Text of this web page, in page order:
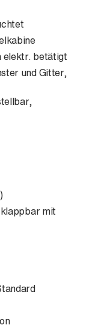
elektr. betätigt
und Gitter,
mit